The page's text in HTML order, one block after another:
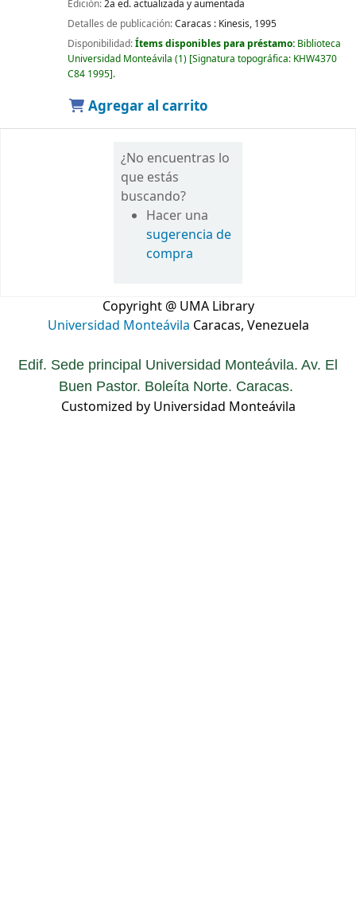
Edición:2a ed. actualizada y aumentada
Detalles de publicación:Caracas : Kinesis, 1995
Disponibilidad:Ítems disponibles para préstamo: Biblioteca
Universidad Monteávila (1) Signatura topográfica: KHW4370
C84 1995 .
Agregar al carrito
¿No encuentras lo
que estás
buscando?
Hacer una
sugerencia de
compra
Copyright @ UMA Library
Universidad Monteávila Caracas, Venezuela
Edif. Sede principal Universidad Monteávila. Av. El
Buen Pastor. Boleíta Norte. Caracas.
Customized by Universidad Monteávila